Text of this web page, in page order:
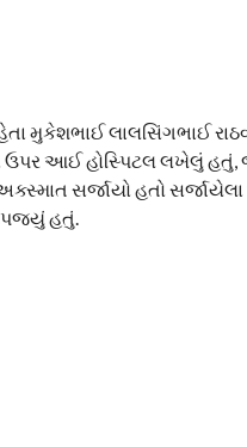
મુકેશભાઈ લાલસિંગભાઈ
ઉપર આઈ હોસ્પિટલ લખેલું
સર્જાયો હતો
હતું.